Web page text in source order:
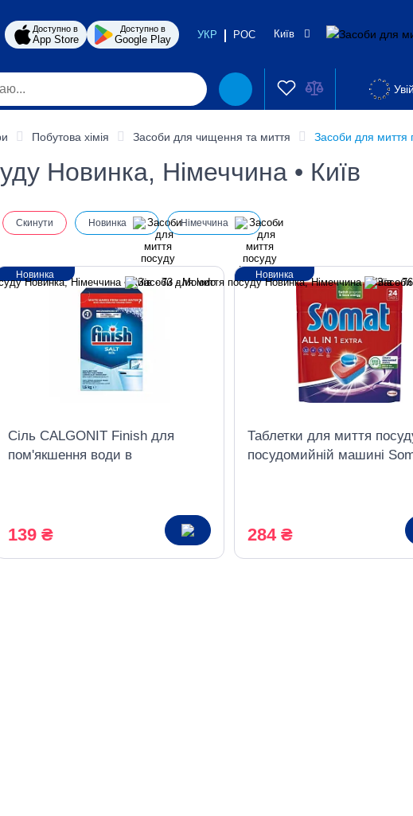
Доступно в
App Store
Доступно в
Google Play УКР РОС Київ
Побутова хімія Засоби для чищення та миття Засоби для миття
Новинка, Німеччина • Київ
Скинути Новинка Німеччина
Сіль CALGONIT Finish для
пом'якшення води в
139 ₴
Новинка
Таблетки для миття
посудомийній машині
284 ₴
Новинка